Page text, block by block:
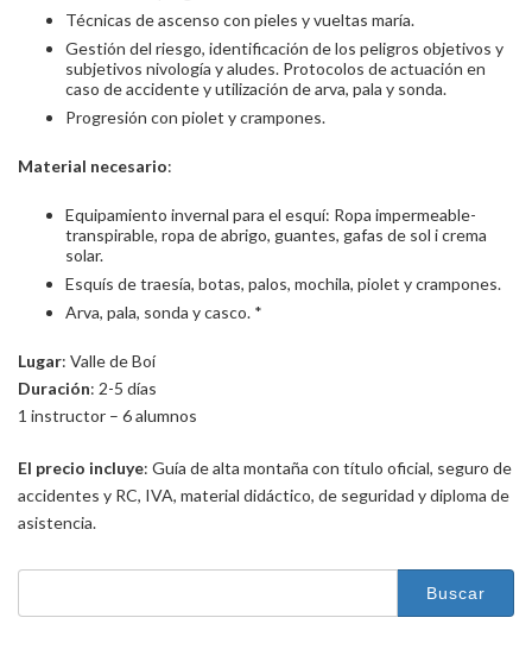
Técnicas de ascenso con pieles y vueltas maría.
Gestión del riesgo, identificación de los peligros objetivos y
subjetivos nivología y aludes. Protocolos de actuación en
caso de accidente y utilización de arva, pala y sonda.
Progresión con piolet y crampones.
Material necesario:
Equipamiento invernal para el esquí: Ropa impermeable-
transpirable, ropa de abrigo, guantes, gafas de sol i crema
solar.
Esquís de traesía, botas, palos, mochila, piolet y crampones.
Arva, pala, sonda y casco. *
Lugar: Valle de Boí
Duración: 2-5 días
1 instructor – 6 alumnos
El precio incluye: Guía de alta montaña con título oficial, seguro de
accidentes y RC, IVA, material didáctico, de seguridad y diploma de
asistencia.
Buscar: